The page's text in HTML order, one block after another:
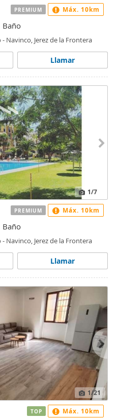
Baño
Navinco, Jerez de la Frontera
Llamar
PREMIUM Máx. 10km
1/7
Baño
Navinco, Jerez de la Frontera
Llamar
PREMIUM Máx. 10km
1/21
TOP Máx. 10km